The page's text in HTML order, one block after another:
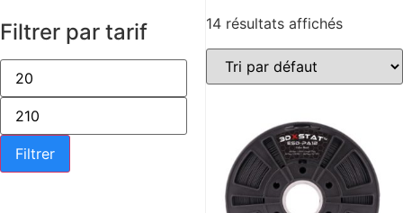
Filtrer par tarif
Filtrer
14 résultats affichés